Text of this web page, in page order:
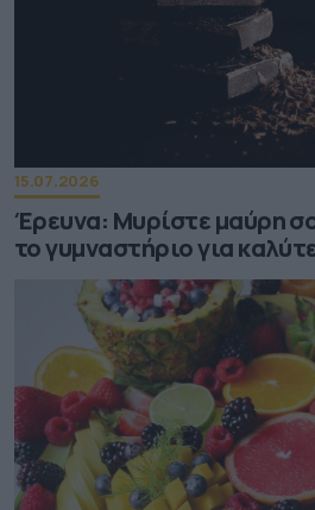
15.07.2026
Έρευνα: Μυρίστε μαύρη
το γυμναστήριο για